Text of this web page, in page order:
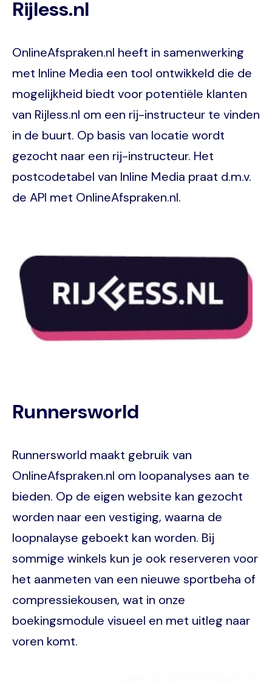
Rijless.nl
OnlineAfspraken.nl heeft in samenwerking
met Inline Media een tool ontwikkeld die de
mogelijkheid biedt voor potentiële klanten
van Rijless.nl om een rij-instructeur te vinden
in de buurt. Op basis van locatie wordt
gezocht naar een rij-instructeur. Het
postcodetabel van Inline Media praat d.m.v.
de API met OnlineAfspraken.nl.
Runnersworld
Runnersworld maakt gebruik van
OnlineAfspraken.nl om loopanalyses aan te
bieden. Op de eigen website kan gezocht
worden naar een vestiging, waarna de
loopnalayse geboekt kan worden. Bij
sommige winkels kun je ook reserveren voor
het aanmeten van een nieuwe sportbeha of
compressiekousen, wat in onze
boekingsmodule visueel en met uitleg naar
voren komt.